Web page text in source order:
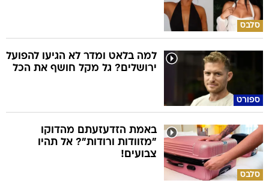
סלבס
ספורט
למה בלאט ומדר לא הגיעו להפועל
ירושלים? גל מקל חושף את הכל
סלבס
באמת הזדעזעתם מהדוקו
"מזוודות ורודות"? אל תהיו
צבועים!